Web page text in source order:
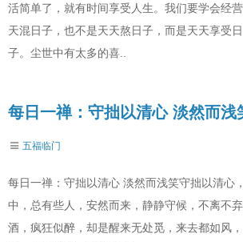
活简单了，就有时间享受人生。我们要学会经
天混日子，也不是天天熬日子，而是天天享受
子。尘世中有太多的喜..
每日一禅：守拙以清心 淡然而浅
五福临门
每日一禅：守拙以清心 淡然而浅笑守拙以清心
中，总有些人，安然而来，静静守候，不离不
酒，疯狂似醉，却是醒来无处觅，来去都如风